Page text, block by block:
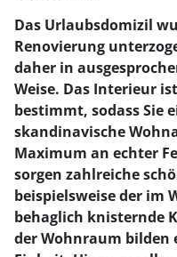
Das Urlaubsdomizil
Renovierung
daher in
Weise. Das Interieur
bestimmt, sodass Sie
skandinavische
Maximum an echter
sorgen zahlreiche
beispielsweise der im
behaglich knisternde
der Wohnraum bilden